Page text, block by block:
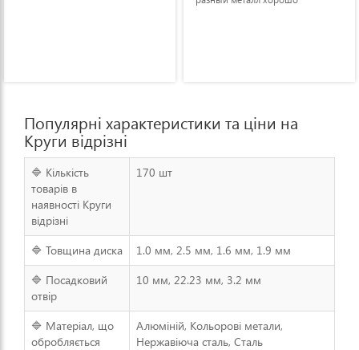
Популярні характеристики та ціни на
Круги відрізні
🔷 Кількість
товарів в
наявності Круги
відрізні
170 шт
🔷 Товщина диска
1.0 мм, 2.5 мм, 1.6 мм, 1.9 мм
🔷 Посадковий
отвір
10 мм, 22.23 мм, 3.2 мм
🔷 Матеріал, що
обробляється
Алюміній, Кольорові метали,
Нержавіюча сталь, Сталь